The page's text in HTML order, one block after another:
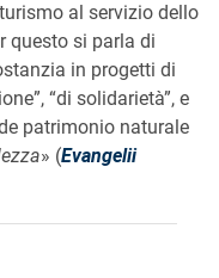
al servizio dello
questo si parla di
in progetti di
“di solidarietà”, e
patrimonio naturale
» (Evangelii